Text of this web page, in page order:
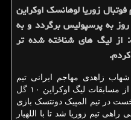
زوریا لوهانسک اوکراین
به پرسپولیس برگردد و به
از لیگ های شناخته شده تر
زاهدی مهاجم ایرانی تیم
مسابقات لیگ اوکراین ۱۰
گل
در تیم المپیک دونتسک بازی
تیم زوریا شد تا با اللهیار